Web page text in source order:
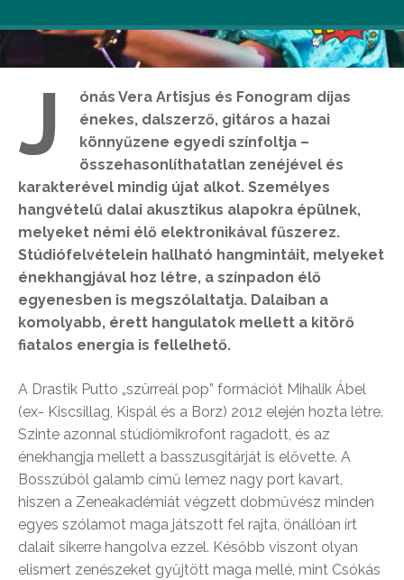
J
ónás Vera Artisjus és Fonogram díjas
énekes, dalszerző, gitáros a hazai
könnyűzene egyedi színfoltja –
összehasonlíthatatlan zenéjével és
karakterével mindig újat alkot. Személyes
hangvételű dalai akusztikus alapokra épülnek,
melyeket némi élő elektronikával fűszerez.
Stúdiófelvételein hallható hangmintáit, melyeket
énekhangjával hoz létre, a színpadon élő
egyenesben is megszólaltatja. Dalaiban a
komolyabb, érett hangulatok mellett a kitörő
fiatalos energia is fellelhető.
A Drastik Putto „szürreál pop” formációt Mihalik Ábel
(ex- Kiscsillag, Kispál és a Borz) 2012 elején hozta létre.
Szinte azonnal stúdiómikrofont ragadott, és az
énekhangja mellett a basszusgitárját is elővette. A
Bosszúból galamb című lemez nagy port kavart,
hiszen a Zeneakadémiát végzett dobművész minden
egyes szólamot maga játszott fel rajta, önállóan írt
dalait sikerre hangolva ezzel. Később viszont olyan
elismert zenészeket gyűjtött maga mellé, mint Csókás